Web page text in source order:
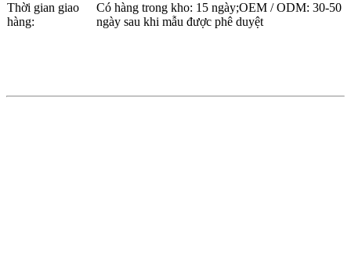
Thời gian giao
hàng:
Có hàng trong kho: 15 ngày;OEM / ODM: 30-50
ngày sau khi mẫu được phê duyệt